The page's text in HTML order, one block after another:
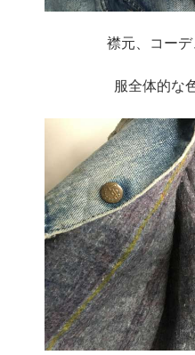
襟元、コーデ
服全体的な